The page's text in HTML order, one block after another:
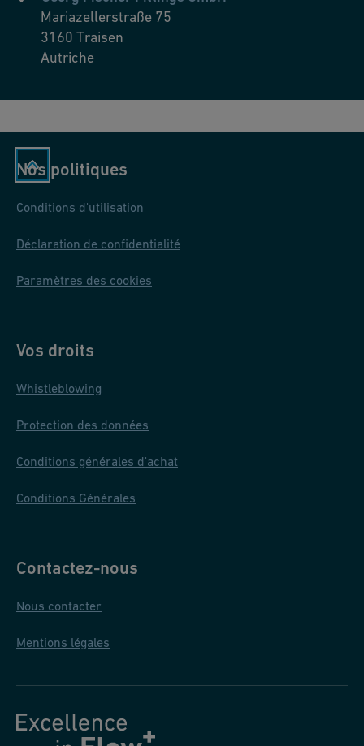
Mariazellerstraße 75
3160 Traisen
Autriche
Nos politiques
Conditions d'utilisation
Déclaration de confidentialité
Paramètres des cookies
Vos droits
Whistleblowing
Protection des données
Conditions générales d'achat
Conditions Générales
Contactez-nous
Nous contacter
Mentions légales